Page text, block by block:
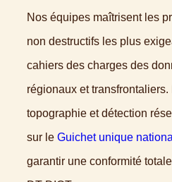
Nos équipes maîtrisent les
non destructifs les plus
cahiers des charges des
régionaux et
topographie et détection
sur le Guichet unique
garantir une conformité